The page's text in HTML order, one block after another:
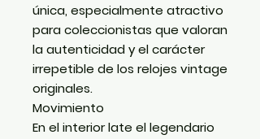
única, especialmente atractivo
para coleccionistas que valoran
la autenticidad y el carácter
irrepetible de los relojes vintage
originales.
Movimiento
En el interior late el legendario